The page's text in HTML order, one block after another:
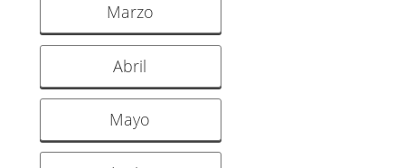
Marzo
Abril
Mayo